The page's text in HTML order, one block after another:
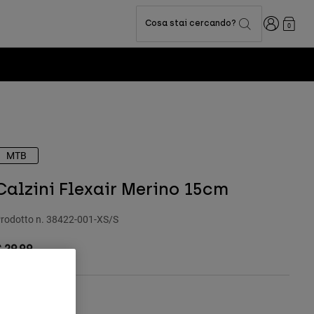
Cosa stai cercando? Accedi0
MTB
Flexair Merino 15cm
n. 38422-001-XS/S
29.99